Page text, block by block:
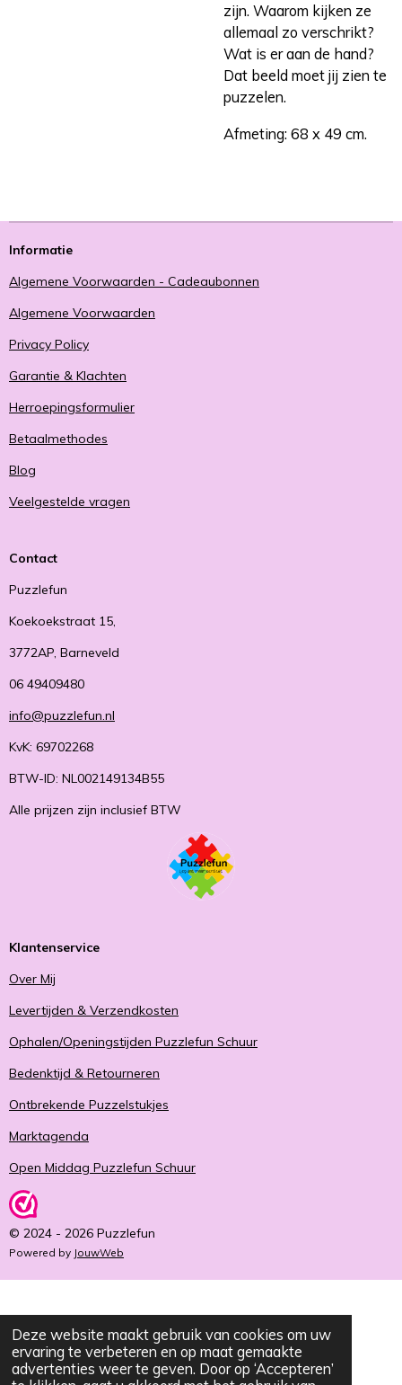
Deze website maakt gebruik van cookies om uw
ervaring te verbeteren en op maat gemaakte
advertenties weer te geven. Door op ‘Accepteren’
zijn. Waarom kijken ze
allemaal zo verschrikt?
Wat is er aan de hand?
Dat beeld moet jij zien te
puzzelen.
Afmeting: 68 x 49 cm.
Informatie
Algemene Voorwaarden - Cadeaubonnen
Algemene Voorwaarden
Privacy Policy
Garantie & Klachten
Herroepingsformulier
Betaalmethodes
Blog
Veelgestelde vragen
Contact
Puzzlefun
Koekoekstraat 15,
3772AP, Barneveld
06 49409480
info@puzzlefun.nl
KvK: 69702268
BTW-ID: NL002149134B55
Alle prijzen zijn inclusief BTW
Klantenservice
Over Mij
Levertijden & Verzendkosten
Ophalen/Openingstijden Puzzlefun Schuur
Bedenktijd & Retourneren
Ontbrekende Puzzelstukjes
Marktagenda
Open Middag Puzzlefun Schuur
© 2024 - 2026 Puzzlefun
Powered by JouwWeb